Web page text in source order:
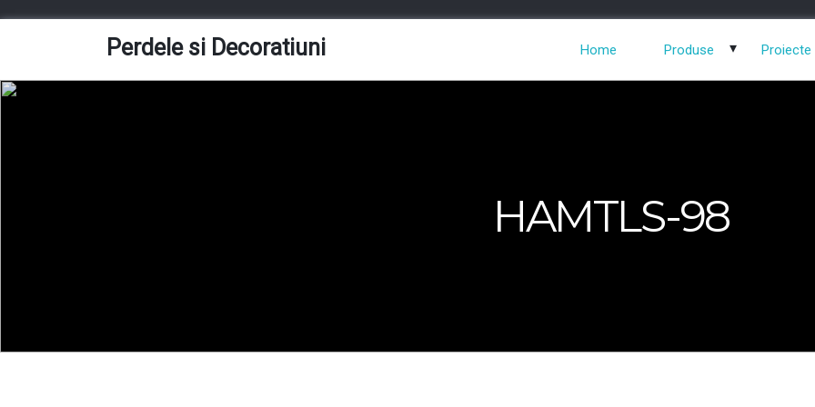
Perdele si Decoratiuni Home Produse Proiecte
HAMTLS-98